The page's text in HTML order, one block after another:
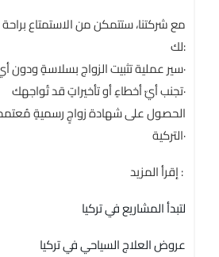
مع شركتنا، ستتمكن من الاستمتاع براحة
لك:
سير عملية تثبيت الزواج بسلاسةٍ ودون أيّ تعقيدات·
تجنب أيّ أخطاءٍ أو تأخيراتٍ قد تُواجهك·
الحصول على شهادة زواجٍ رسميةٍ
التركية·
إقرأ المزيد :
لتبدأ المشاريع في تركيا
عروض العلاج السياحي في تركيا